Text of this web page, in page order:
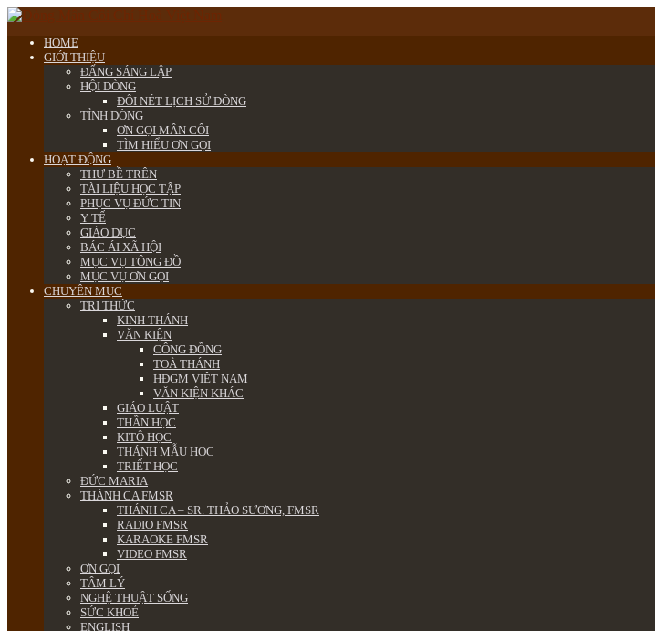
HOME
GIỚI THIỆU
ĐẤNG SÁNG LẬP
HỘI DÒNG
ĐÔI NÉT LỊCH SỬ DÒNG
TỈNH DÒNG
ƠN GỌI MÂN CÔI
TÌM HIỂU ƠN GỌI
HOẠT ĐỘNG
THƯ BỀ TRÊN
TÀI LIỆU HỌC TẬP
PHỤC VỤ ĐỨC TIN
Y TẾ
GIÁO DỤC
BÁC ÁI XÃ HỘI
MỤC VỤ TÔNG ĐỒ
MỤC VỤ ƠN GỌI
CHUYÊN MỤC
TRI THỨC
KINH THÁNH
VĂN KIỆN
CÔNG ĐỒNG
TOÀ THÁNH
HĐGM VIỆT NAM
VĂN KIỆN KHÁC
GIÁO LUẬT
THẦN HỌC
KITÔ HỌC
THÁNH MẪU HỌC
TRIẾT HỌC
ĐỨC MARIA
THÁNH CA FMSR
THÁNH CA – SR. THẢO SƯƠNG, FMSR
RADIO FMSR
KARAOKE FMSR
VIDEO FMSR
ƠN GỌI
TÂM LÝ
NGHỆ THUẬT SỐNG
SỨC KHOẺ
ENGLISH